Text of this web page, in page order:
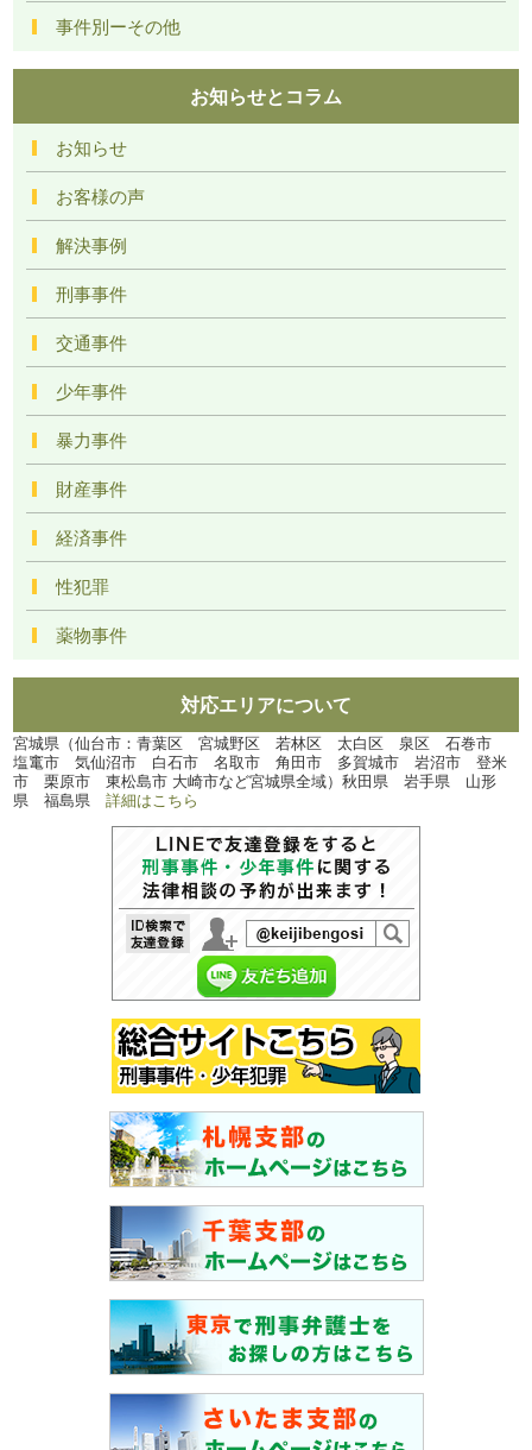
事件別ーその他
お知らせとコラム
お知らせ
お客様の声
解決事例
刑事事件
交通事件
少年事件
暴力事件
財産事件
経済事件
性犯罪
薬物事件
対応エリアについて
宮城県（仙台市：青葉区 宮城野区 若林区 太白区 泉区 石巻市
塩竃市 気仙沼市 白石市 名取市 角田市 多賀城市 岩沼市 登米
市 栗原市 東松島市 大崎市など宮城県全域）秋田県 岩手県 山形
県 福島県詳細はこちら